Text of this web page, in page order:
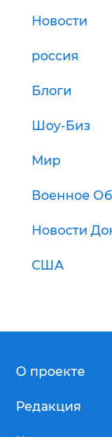
Новости
россия
Блоги
Шоу-Биз
Мир
Военное
Новости
США
О проекте
Редакция